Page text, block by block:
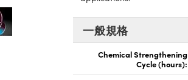
一般規格
Chemical Strengthening
Cycle (hours):